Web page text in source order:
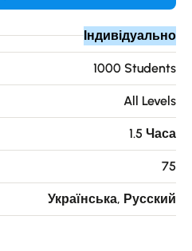
Індивідуально
1000 Students
All Levels
1.5 Часа
75
Українська, Русский